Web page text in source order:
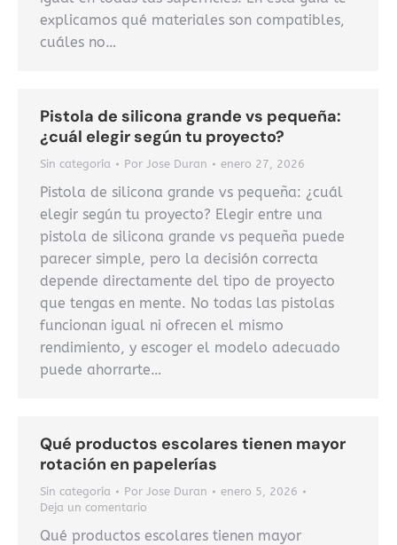
explicamos qué materiales son compatibles,
cuáles no…
Pistola de silicona grande vs pequeña:
¿cuál elegir según tu proyecto?
Sin categoría Por Jose Duran enero 27, 2026
Pistola de silicona grande vs pequeña: ¿cuál
elegir según tu proyecto? Elegir entre una
pistola de silicona grande vs pequeña puede
parecer simple, pero la decisión correcta
depende directamente del tipo de proyecto
que tengas en mente. No todas las pistolas
funcionan igual ni ofrecen el mismo
rendimiento, y escoger el modelo adecuado
puede ahorrarte…
Qué productos escolares tienen mayor
rotación en papelerías
Sin categoría Por Jose Duran
enero 5, 2026
Deja un comentario
Qué productos escolares tienen mayor